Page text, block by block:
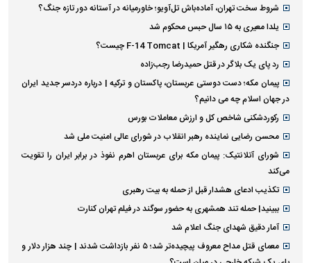
شروط سخت تهران، آماده‌باش تل‌آویو؛ خاورمیانه در آستانه دور تازه جنگ؟
یلدا معیری به ۱۵ سال حبس محکوم شد
جنگنده شکاری رهگیر آمریکا | F-14 Tomcat چیست؟
رد پای یک بلاگر در قتل حمیدرضا رجب‌زاده
پیمان مکه؛ دست دوستی عربستان، پاکستان و ترکیه | درباره دردسر جدید ایران
در جهان اسلام چه می دانیم؟
رکوردشکنی شاخص کل و ارزش معاملات بورس
محسن رضایی نماینده رهبر انقلاب در شورای عالی امنیت ملی شد
شورای آتلانتیک: پیمان مکه برای عربستان اهرم نفوذ در برابر ایران را تقویت
می‌کند
تکذیب ادعای هشدار قبل از حمله به بیت رهبری
ببینید| حمله تند همشهری به حضور سوگند در فیلم تهران کنارت
آمار دقیق شهدای جنگ اعلام شد
معمای قتل مداح معروف پیچیده‌تر شد؛ ۵ نفر بازداشت شدند | چند هزار دلار و